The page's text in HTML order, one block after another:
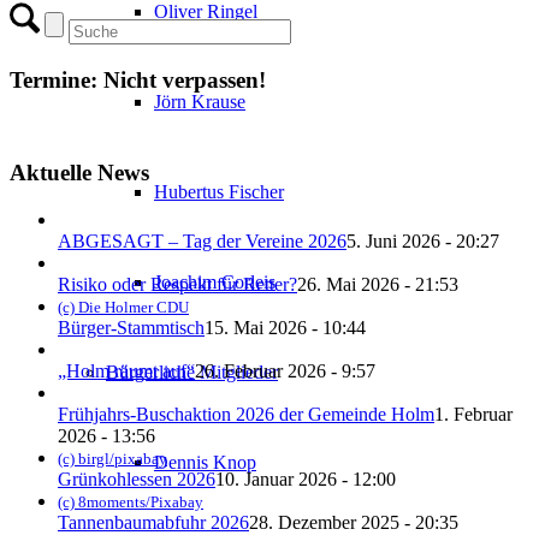
Oliver Ringel
Jörn Krause
Hubertus Fischer
Joachim Corleis
Bürgerliche Mitglieder
Dennis Knop
Termine: Nicht verpassen!
Aktuelle News
ABGESAGT – Tag der Vereine 20265. Juni 2026 - 20:27
Risiko oder Respekt für Retter?26. Mai 2026 - 21:53
(c) Die Holmer CDU
Bürger-Stammtisch15. Mai 2026 - 10:44
„Holm räumt auf“26. Februar 2026 - 9:57
Frühjahrs-Buschaktion 2026 der Gemeinde Holm1. Februar
2026 - 13:56
(c) birgl/pixabay
Grünkohlessen 202610. Januar 2026 - 12:00
(c) 8moments/Pixabay
Tannenbaumabfuhr 202628. Dezember 2025 - 20:35